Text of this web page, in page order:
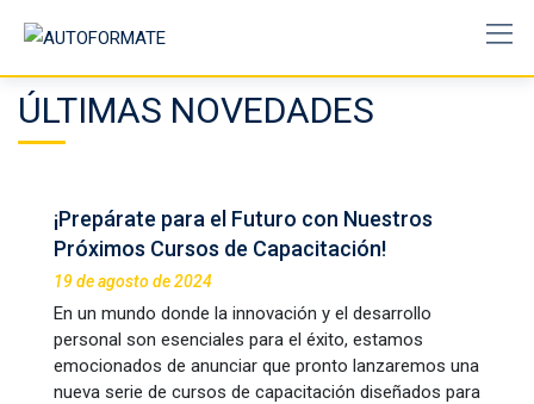
content
ÚLTIMAS NOVEDADES
¡Prepárate para el Futuro con Nuestros
Próximos Cursos de Capacitación!
19 de agosto de 2024
En un mundo donde la innovación y el desarrollo
personal son esenciales para el éxito, estamos
emocionados de anunciar que pronto lanzaremos una
nueva serie de cursos de capacitación diseñados para